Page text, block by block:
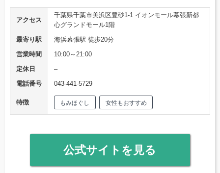
アクセス
千葉県千葉市美浜区豊砂1-1 イオンモール幕張新都
心グランドモール1階
最寄り駅
海浜幕張駅 徒歩20分
営業時間
10:00～21:00
定休日
–
電話番号
043-441-5729
特徴 もみほぐし 女性もおすすめ
公式サイトを見る